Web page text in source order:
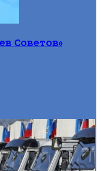
Советов»